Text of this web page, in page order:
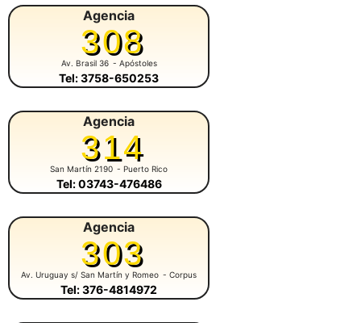
Agencia
308
Av. Brasil 36 - Apóstoles
Tel: 3758-650253
Agencia
314
San Martín 2190 - Puerto Rico
Tel: 03743-476486
Agencia
303
Av. Uruguay s/ San Martín y Romeo - Corpus
Tel: 376-4814972